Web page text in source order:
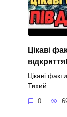
Цікаві
відкриття!
Цікаві
Тихий
0